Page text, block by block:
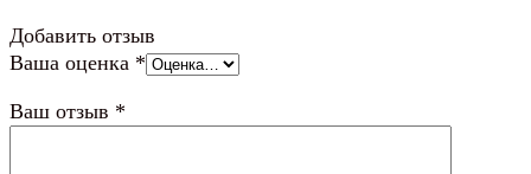
Добавить отзыв
Ваша оценка *
Ваш отзыв *